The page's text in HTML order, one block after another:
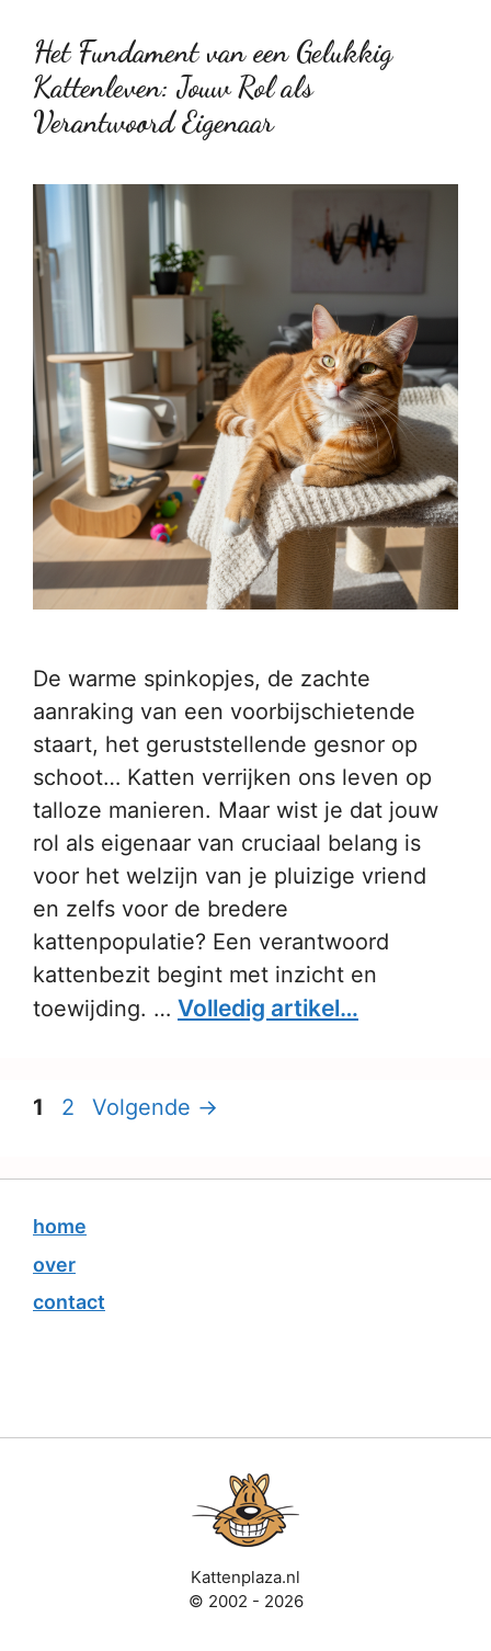
Het Fundament van een Gelukkig
Kattenleven: Jouw Rol als
Verantwoord Eigenaar
De warme spinkopjes, de zachte
aanraking van een voorbijschietende
staart, het geruststellende gesnor op
schoot… Katten verrijken ons leven op
talloze manieren. Maar wist je dat jouw
rol als eigenaar van cruciaal belang is
voor het welzijn van je pluizige vriend
en zelfs voor de bredere
kattenpopulatie? Een verantwoord
kattenbezit begint met inzicht en
toewijding. … Volledig artikel…
Pagina
1 Pagina
2 Volgende →
home
over
contact
Kattenplaza.nl
© 2002 - 2026